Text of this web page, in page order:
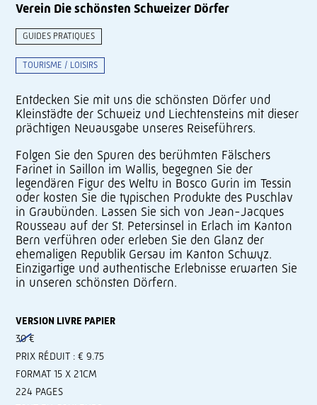
Verein Die schönsten Schweizer Dörfer
GUIDES PRATIQUES
TOURISME / LOISIRS
Entdecken Sie mit uns die schönsten Dörfer und
Kleinstädte der Schweiz und Liechtensteins mit dieser
prächtigen Neuausgabe unseres Reiseführers.
Folgen Sie den Spuren des berühmten Fälschers
Farinet in Saillon im Wallis, begegnen Sie der
legendären Figur des Weltu in Bosco Gurin im Tessin
oder kosten Sie die typischen Produkte des Puschlav
in Graubünden. Lassen Sie sich von Jean-Jacques
Rousseau auf der St. Petersinsel in Erlach im Kanton
Bern verführen oder erleben Sie den Glanz der
ehemaligen Republik Gersau im Kanton Schwyz.
Einzigartige und authentische Erlebnisse erwarten Sie
in unseren schönsten Dörfern.
VERSION LIVRE PAPIER
30 €
PRIX RÉDUIT : € 9.75
FORMAT 15 X 21CM
224 PAGES